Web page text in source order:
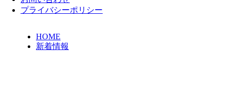
プライバシーポリシー
HOME
新着情報